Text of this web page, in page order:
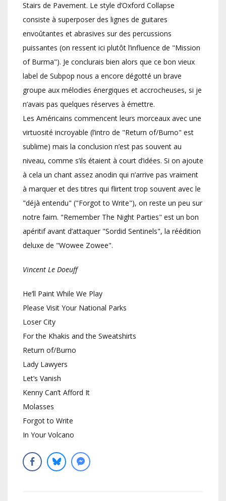
Stairs de Pavement. Le style d’Oxford Collapse
consiste à superposer des lignes de guitares
envoûtantes et abrasives sur des percussions
puissantes (on ressent ici plutôt l’influence de "Mission
of Burma"). Je conclurais bien alors que ce bon vieux
label de Subpop nous a encore dégotté un brave
groupe aux mélodies énergiques et accrocheuses, si je
n’avais pas quelques réserves à émettre.
Les Américains commencent leurs morceaux avec une
virtuosité incroyable (l’intro de "Return of/Burno" est
sublime) mais la conclusion n’est pas souvent au
niveau, comme s’ils étaient à court d’idées. Si on ajoute
à cela un chant assez anodin qui n’arrive pas vraiment
à marquer et des titres qui flirtent trop souvent avec le
"déjà entendu" ("Forgot to Write"), on reste un peu sur
notre faim. "Remember The Night Parties" est un bon
apéritif avant d’attaquer "Sordid Sentinels", la réédition
deluxe de "Wowee Zowee".
Vincent Le Doeuff
He’ll Paint While We Play
Please Visit Your National Parks
Loser City
For the Khakis and the Sweatshirts
Return of/Burno
Lady Lawyers
Let’s Vanish
Kenny Can’t Afford It
Molasses
Forgot to Write
In Your Volcano